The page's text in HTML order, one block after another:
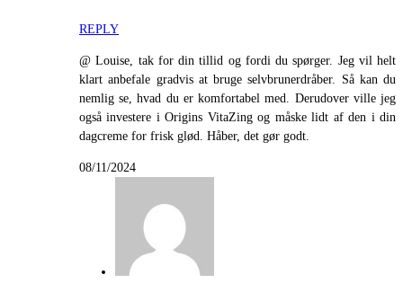
REPLY
@ Louise, tak for din tillid og fordi du spørger. Jeg vil helt
klart anbefale gradvis at bruge selvbrunerdråber. Så kan du
nemlig se, hvad du er komfortabel med. Derudover ville jeg
også investere i Origins VitaZing og måske lidt af den i din
dagcreme for frisk glød. Håber, det gør godt.
08/11/2024